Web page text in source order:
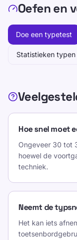
Oefen en
Doe een typetest
Statistieken typen
Hoe snel moet
Ongeveer 30 tot
hoewel de
techniek.
Neemt de
Het kan iets